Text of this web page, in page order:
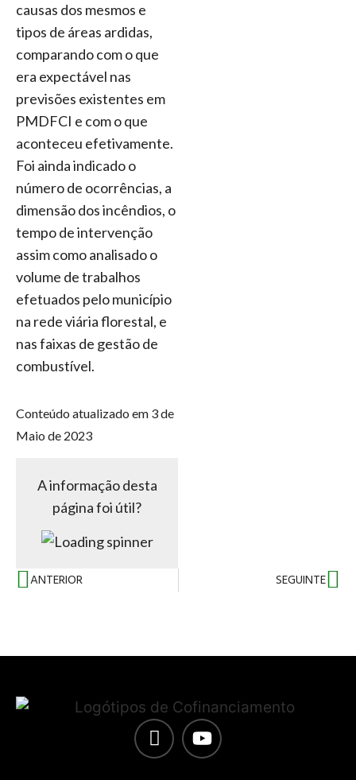
causas dos mesmos e
tipos de áreas ardidas,
comparando com o que
era expectável nas
previsões existentes em
PMDFCI e com o que
aconteceu efetivamente.
Foi ainda indicado o
número de ocorrências, a
dimensão dos incêndios, o
tempo de intervenção
assim como analisado o
volume de trabalhos
efetuados pelo município
na rede viária florestal, e
nas faixas de gestão de
combustível.
Conteúdo atualizado em 3 de
Maio de 2023
A informação desta
página foi útil?
ANTERIOR SEGUINTE